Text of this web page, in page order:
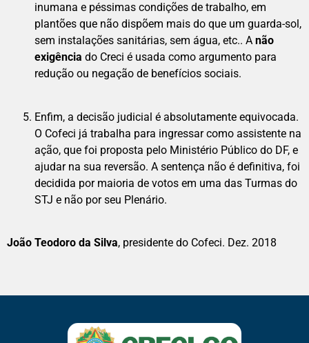
inumana e péssimas condições de trabalho, em
plantões que não dispõem mais do que um guarda-sol,
sem instalações sanitárias, sem água, etc.. A não
exigência do Creci é usada como argumento para
redução ou negação de benefícios sociais.
Enfim, a decisão judicial é absolutamente equivocada.
O Cofeci já trabalha para ingressar como assistente na
ação, que foi proposta pelo Ministério Público do DF, e
ajudar na sua reversão. A sentença não é definitiva, foi
decidida por maioria de votos em uma das Turmas do
STJ e não por seu Plenário.
João Teodoro da Silva, presidente do Cofeci. Dez. 2018